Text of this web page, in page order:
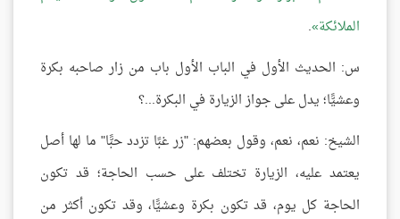
الملائكة .
س: الحديث الأول في الباب الأول باب من زار صاحبه بكرة
وعشيًّا؛ يدل على جواز الزيارة في البكرة...؟
الشيخ: نعم، نعم، وقول بعضهم: "زر غبًا تزدد حبًّا" ما لها أصل
يعتمد عليه، الزيارة تختلف على حسب الحاجة؛ قد تكون
الحاجة كل يوم، قد تكون بكرة وعشيًّا، وقد تكون أكثر من